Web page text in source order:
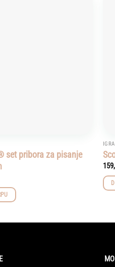
set pribora za pisanje